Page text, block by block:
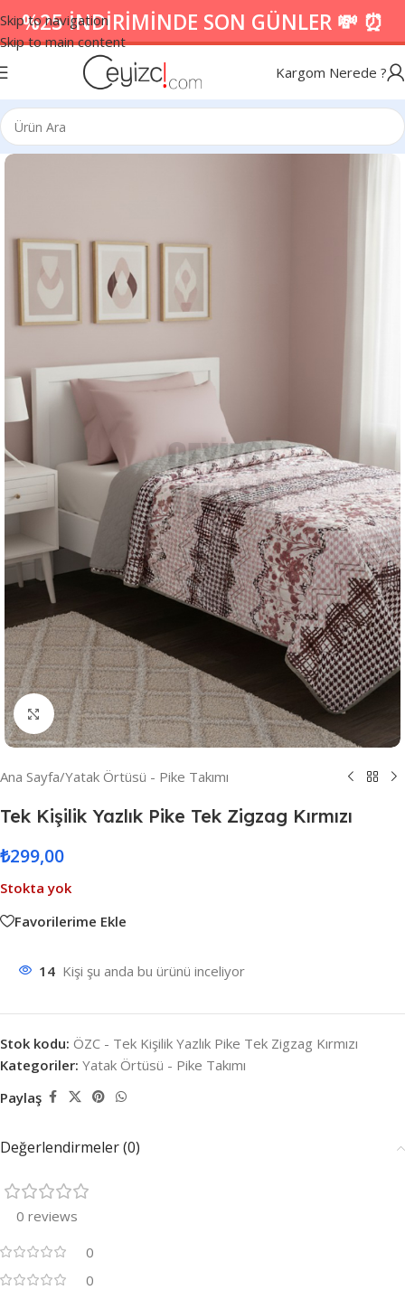
Skip to navigation
Skip to main content
%25 İNDİRİMİNDE SON GÜNLER 💸 ⏰
Kargom Nerede ?
Resmi Büyüt
Ana Sayfa/Yatak Örtüsü - Pike Takımı
Tek Kişilik Yazlık Pike Tek Zigzag Kırmızı
₺299,00
Stokta yok
Favorilerime Ekle
14 Kişi şu anda bu ürünü inceliyor
Stok kodu: ÖZC - Tek Kişilik Yazlık Pike Tek Zigzag Kırmızı
Kategoriler: Yatak Örtüsü - Pike Takımı
Paylaş
Değerlendirmeler (0)
0 reviews
0
0